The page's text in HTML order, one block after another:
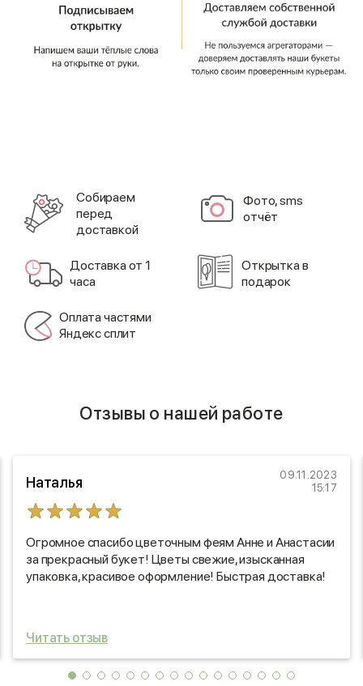
Cобираем
перед
доставкой
Фото, sms
отчёт
Доставка от 1
часа
Открытка в
подарок
Оплата частями
Яндекс сплит
Отзывы о нашей работе
Наталья
09.11.2023
15:17
Огромное спасибо цветочным феям Анне и Анастасии
за прекрасный букет! Цветы свежие, изысканная
упаковка, красивое оформление! Быстрая доставка!
Читать отзыв